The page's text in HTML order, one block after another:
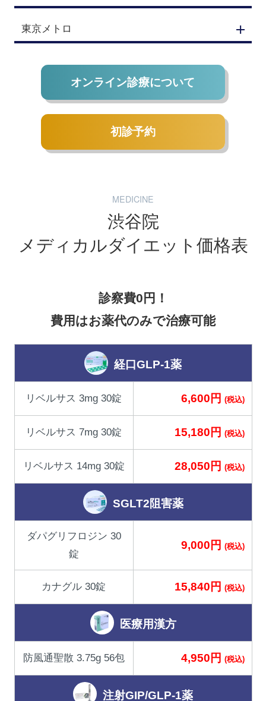
東京メトロ
オンライン診療について
初診予約
MEDICINE
渋谷院
メディカルダイエット価格表
診察費0円！
費用はお薬代のみで治療可能
経口GLP-1薬
リベルサス 3mg 30錠 6,600円 (税込)
リベルサス 7mg 30錠 15,180円 (税込)
リベルサス 14mg 30錠 28,050円 (税込)
SGLT2阻害薬
ダパグリフロジン 30
錠
9,000円 (税込)
カナグル 30錠 15,840円 (税込)
医療用漢方
防風通聖散 3.75g 56包 4,950円 (税込)
注射GIP/GLP-1薬